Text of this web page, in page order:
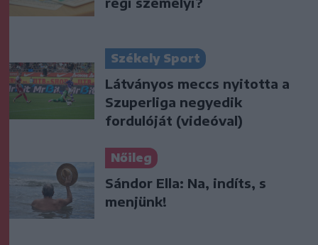
Székely Sport
Látványos meccs nyitotta a
Szuperliga negyedik
fordulóját (videóval)
Nőileg
Sándor Ella: Na, indíts, s
menjünk!